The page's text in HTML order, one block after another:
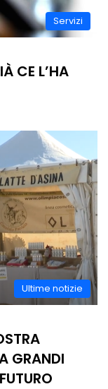
Servizi
CE L’HA
Ultime notizie
GRANDI